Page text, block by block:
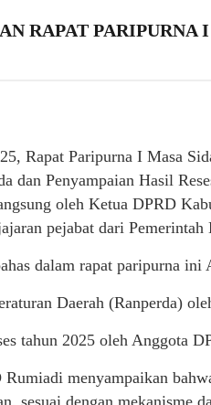
RAPAT PARIPURNA
Rapat Paripurna I Masa
dan Penyampaian Hasil
oleh Ketua DPRD
pejabat dari
dalam rapat paripurna ini
Daerah (Ranperda)
tahun 2025 oleh Anggota
menyampaikan
sesuai dengan mekanisme